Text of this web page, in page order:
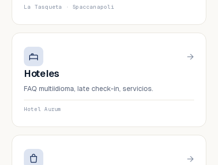
La Tasqueta · Spaccanapoli
→
Hoteles
FAQ multiidioma, late check-in, servicios.
Hotel Aurum
→